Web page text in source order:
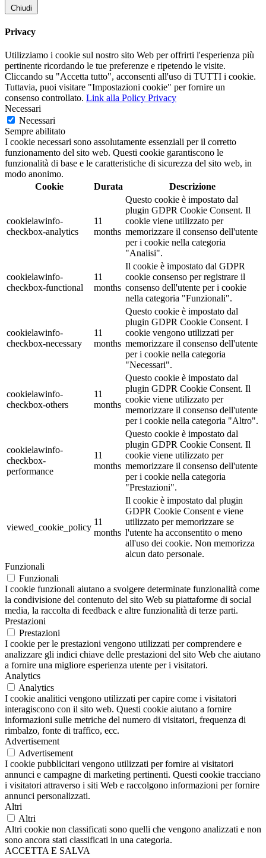
Chiudi
Privacy
Utilizziamo i cookie sul nostro sito Web per offrirti l'esperienza più
pertinente ricordando le tue preferenze e ripetendo le visite.
Cliccando su "Accetta tutto", acconsenti all'uso di TUTTI i cookie.
Tuttavia, puoi visitare "Impostazioni cookie" per fornire un
consenso controllato. Link alla Policy Privacy
Necessari
Necessari
Sempre abilitato
I cookie necessari sono assolutamente essenziali per il corretto
funzionamento del sito web. Questi cookie garantiscono le
funzionalità di base e le caratteristiche di sicurezza del sito web, in
modo anonimo.
Cookie
Durata Descrizione
cookielawinfo-
checkbox-analytics
11
months
Questo cookie è impostato dal
plugin GDPR Cookie Consent. Il
cookie viene utilizzato per
memorizzare il consenso dell'utente
per i cookie nella categoria
"Analisi".
cookielawinfo-
checkbox-functional
11
months
Il cookie è impostato dal GDPR
cookie consenso per registrare il
consenso dell'utente per i cookie
nella categoria "Funzionali".
cookielawinfo-
checkbox-necessary
11
months
Questo cookie è impostato dal
plugin GDPR Cookie Consent. I
cookie vengono utilizzati per
memorizzare il consenso dell'utente
per i cookie nella categoria
"Necessari".
cookielawinfo-
checkbox-others
11
months
Questo cookie è impostato dal
plugin GDPR Cookie Consent. Il
cookie viene utilizzato per
memorizzare il consenso dell'utente
per i cookie nella categoria "Altro".
cookielawinfo-
checkbox-
performance
11
months
Questo cookie è impostato dal
plugin GDPR Cookie Consent. Il
cookie viene utilizzato per
memorizzare il consenso dell'utente
per i cookie nella categoria
"Prestazioni".
viewed_cookie_policy
11
months
Il cookie è impostato dal plugin
GDPR Cookie Consent e viene
utilizzato per memorizzare se
l'utente ha acconsentito o meno
all'uso dei cookie. Non memorizza
alcun dato personale.
Funzionali
Funzionali
I cookie funzionali aiutano a svolgere determinate funzionalità come
la condivisione del contenuto del sito Web su piattaforme di social
media, la raccolta di feedback e altre funzionalità di terze parti.
Prestazioni
Prestazioni
I cookie per le prestazioni vengono utilizzati per comprendere e
analizzare gli indici chiave delle prestazioni del sito Web che aiutano
a fornire una migliore esperienza utente per i visitatori.
Analytics
Analytics
I cookie analitici vengono utilizzati per capire come i visitatori
interagiscono con il sito web. Questi cookie aiutano a fornire
informazioni sulle metriche del numero di visitatori, frequenza di
rimbalzo, fonte di traffico, ecc.
Advertisement
Advertisement
I cookie pubblicitari vengono utilizzati per fornire ai visitatori
annunci e campagne di marketing pertinenti. Questi cookie tracciano
i visitatori attraverso i siti Web e raccolgono informazioni per fornire
annunci personalizzati.
Altri
Altri
Altri cookie non classificati sono quelli che vengono analizzati e non
sono ancora stati classificati in una categoria.
ACCETTA E SALVA